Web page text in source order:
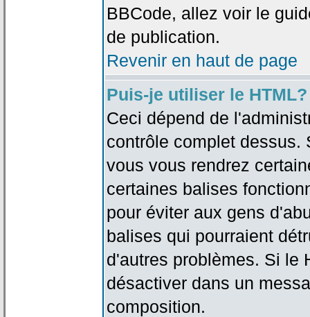
BBCode, allez voir le
de publication.
Revenir en haut de page
Puis-je utiliser le HTML?
Ceci dépend de
contrôle complet dessus.
vous vous rendrez
certaines balises
pour éviter aux gens
balises qui pourraient
d'autres problèmes. Si le
désactiver dans un
composition.